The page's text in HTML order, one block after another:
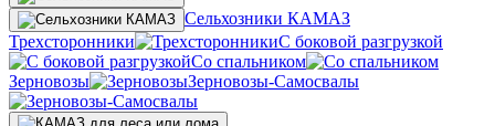
Сельхозники КАМАЗ
Трехсторонники
С боковой разгрузкой
Со спальником
Зерновозы
Зерновозы-Самосвалы